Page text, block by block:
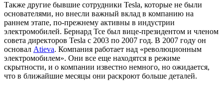
Также другие бывшие сотрудники Tesla, которые не были
основателями, но внесли важный вклад в компанию на
раннем этапе, по-прежнему активны в индустрии
электромобилей. Бернард Тсе был вице-президентом и членом
совета директоров Tesla с 2003 по 2007 год. В 2007 году он
основал Atieva. Компания работает над «революционным
электромобилем». Они все еще находятся в режиме
скрытности, и о компании известно немного, но ожидается,
что в ближайшие месяцы они раскроют больше деталей.